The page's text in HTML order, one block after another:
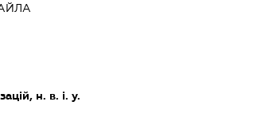
н. в. і. у.